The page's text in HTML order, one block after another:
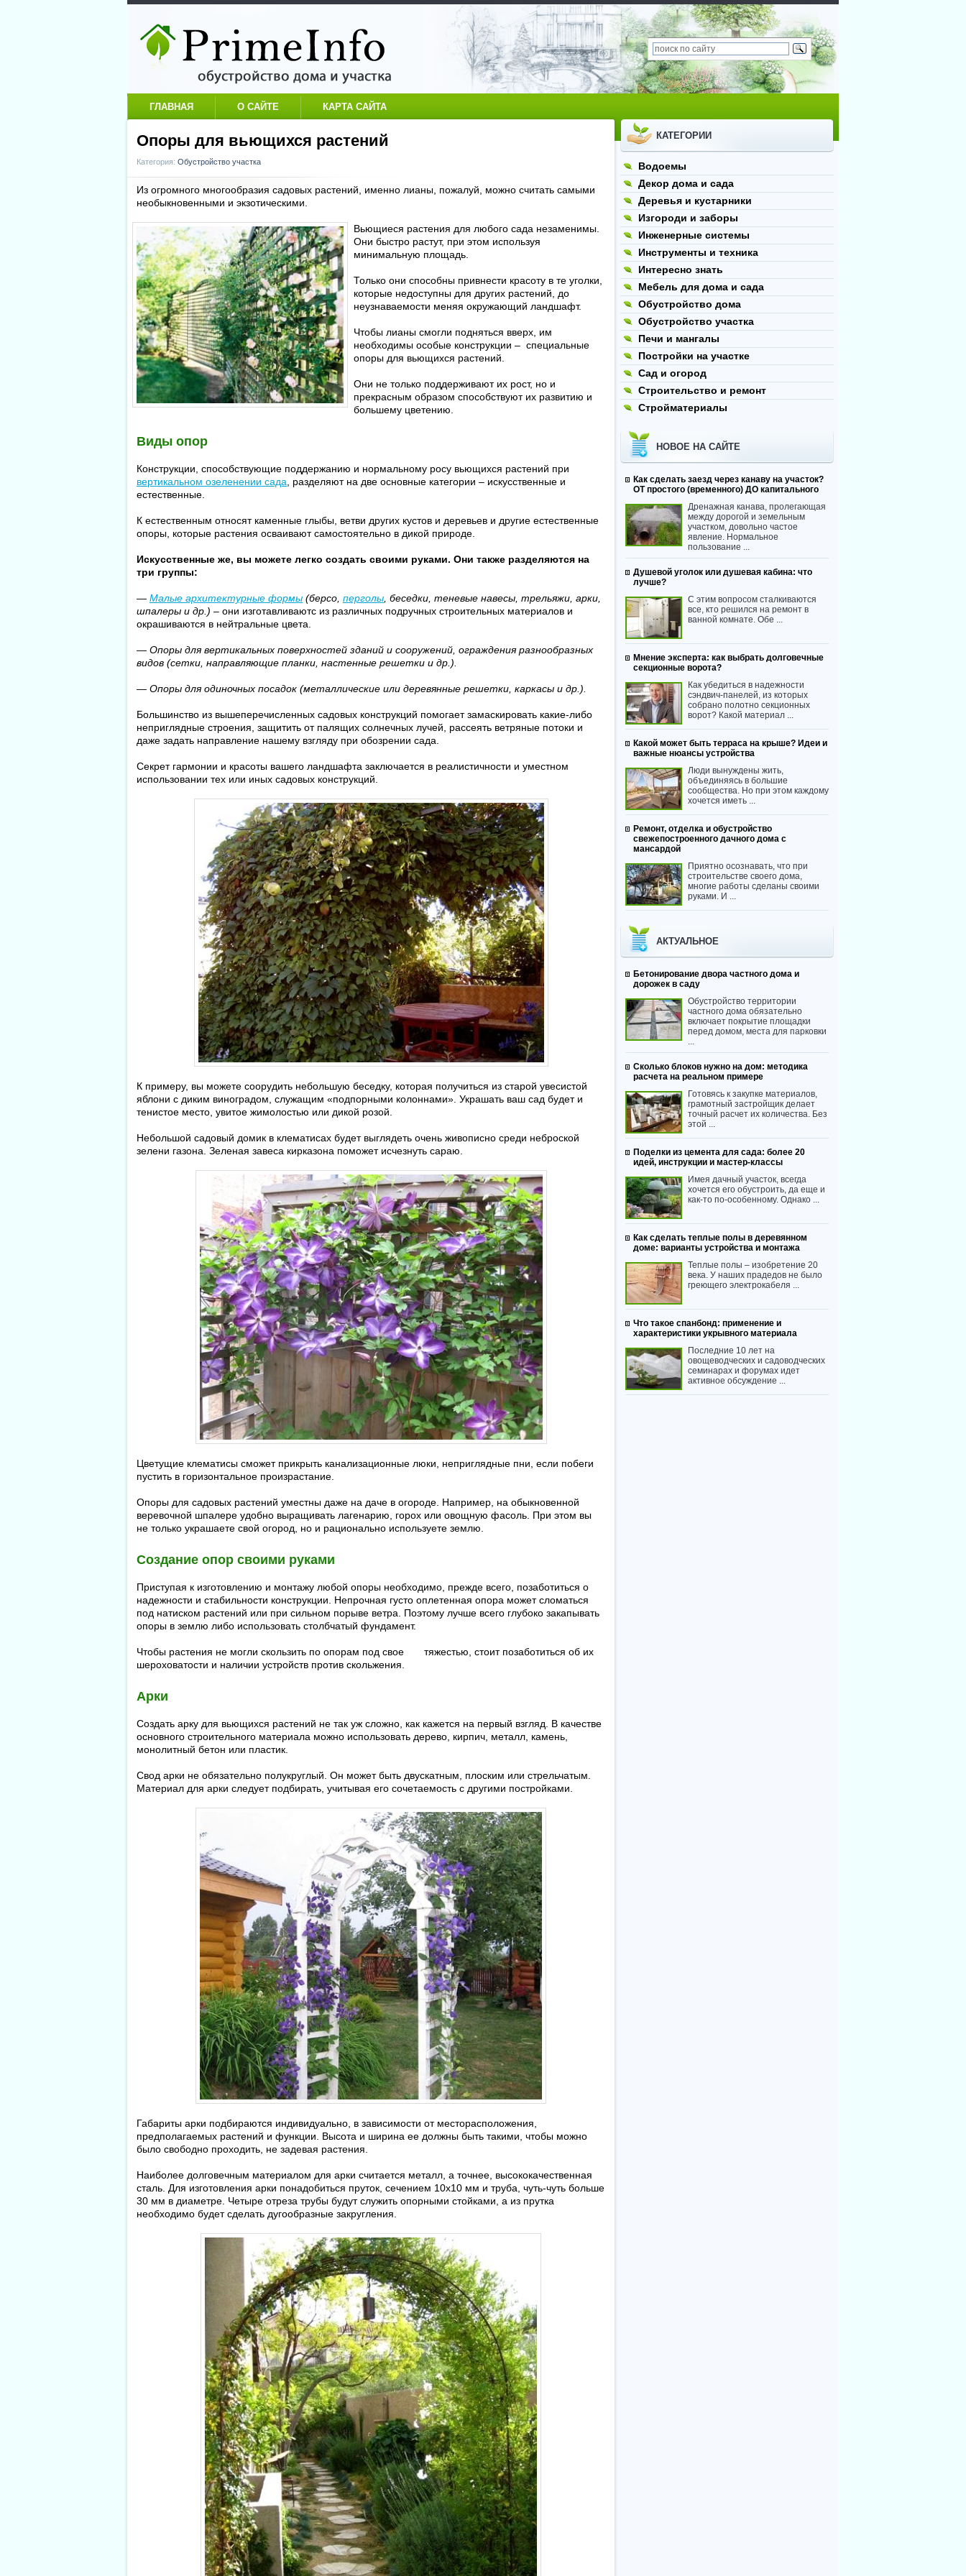
ГЛАВНАЯ О САЙТЕ КАРТА САЙТА
Опоры для вьющихся растений
Категория: Обустройство участка
Из огромного многообразия садовых растений, именно лианы, пожалуй, можно считать самыми
необыкновенными и экзотическими.
Вьющиеся растения для любого сада незаменимы.
Они быстро растут, при этом используя
минимальную площадь.
Только они способны привнести красоту в те уголки,
которые недоступны для других растений, до
неузнаваемости меняя окружающий ландшафт.
Чтобы лианы смогли подняться вверх, им
необходимы особые конструкции – специальные
опоры для вьющихся растений.
Они не только поддерживают их рост, но и
прекрасным образом способствуют их развитию и
большему цветению.
Виды опор
Конструкции, способствующие поддержанию и нормальному росу вьющихся растений при
вертикальном озеленении сада , разделяют на две основные категории – искусственные и
естественные.
К естественным относят каменные глыбы, ветви других кустов и деревьев и другие естественные
опоры, которые растения осваивают самостоятельно в дикой природе.
Искусственные же, вы можете легко создать своими руками. Они также разделяются на
три группы:
— Малые архитектурные формы (берсо, перголы , беседки, теневые навесы, трельяжи, арки,
шпалеры и др.) – они изготавливаютс из различных подручных строительных материалов и
окрашиваются в нейтральные цвета.
— Опоры для вертикальных поверхностей зданий и сооружений, ограждения разнообразных
видов (сетки, направляющие планки, настенные решетки и др.).
— Опоры для одиночных посадок (металлические или деревянные решетки, каркасы и др.).
Большинство из вышеперечисленных садовых конструкций помогает замаскировать какие-либо
неприглядные строения, защитить от палящих солнечных лучей, рассеять ветряные потоки и
даже задать направление нашему взгляду при обозрении сада.
Секрет гармонии и красоты вашего ландшафта заключается в реалистичности и уместном
использовании тех или иных садовых конструкций.
К примеру, вы можете соорудить небольшую беседку, которая получиться из старой увесистой
яблони с диким виноградом, служащим «подпорными колоннами». Украшать ваш сад будет и
тенистое место, увитое жимолостью или дикой розой.
Небольшой садовый домик в клематисах будет выглядеть очень живописно среди неброской
зелени газона. Зеленая завеса кирказона поможет исчезнуть сараю.
Цветущие клематисы сможет прикрыть канализационные люки, неприглядные пни, если побеги
пустить в горизонтальное произрастание.
Опоры для садовых растений уместны даже на даче в огороде. Например, на обыкновенной
веревочной шпалере удобно выращивать лагенарию, горох или овощную фасоль. При этом вы
не только украшаете свой огород, но и рационально используете землю.
Создание опор своими руками
Приступая к изготовлению и монтажу любой опоры необходимо, прежде всего, позаботиться о
надежности и стабильности конструкции. Непрочная густо оплетенная опора может сломаться
под натиском растений или при сильном порыве ветра. Поэтому лучше всего глубоко закапывать
опоры в землю либо использовать столбчатый фундамент.
Чтобы растения не могли скользить по опорам под свое тяжестью, стоит позаботиться об их
шероховатости и наличии устройств против скольжения.
Арки
Создать арку для вьющихся растений не так уж сложно, как кажется на первый взгляд. В качестве
основного строительного материала можно использовать дерево, кирпич, металл, камень,
монолитный бетон или пластик.
Свод арки не обязательно полукруглый. Он может быть двускатным, плоским или стрельчатым.
Материал для арки следует подбирать, учитывая его сочетаемость с другими постройками.
Габариты арки подбираются индивидуально, в зависимости от месторасположения,
предполагаемых растений и функции. Высота и ширина ее должны быть такими, чтобы можно
было свободно проходить, не задевая растения.
Наиболее долговечным материалом для арки считается металл, а точнее, высококачественная
сталь. Для изготовления арки понадобиться пруток, сечением 10х10 мм и труба, чуть-чуть больше
30 мм в диаметре. Четыре отреза трубы будут служить опорными стойками, а из прутка
необходимо будет сделать дугообразные закругления.
КАТЕГОРИИ
Водоемы
Декор дома и сада
Деревья и кустарники
Изгороди и заборы
Инженерные системы
Инструменты и техника
Интересно знать
Мебель для дома и сада
Обустройство дома
Обустройство участка
Печи и мангалы
Постройки на участке
Сад и огород
Строительство и ремонт
Стройматериалы
НОВОЕ НА САЙТЕ
Как сделать заезд через канаву на участок?
ОТ простого (временного) ДО капитального
Дренажная канава, пролегающая
между дорогой и земельным
участком, довольно частое
явление. Нормальное
пользование ...
Душевой уголок или душевая кабина: что
лучше?
С этим вопросом сталкиваются
все, кто решился на ремонт в
ванной комнате. Обе ...
Мнение эксперта: как выбрать долговечные
секционные ворота?
Как убедиться в надежности
сэндвич-панелей, из которых
собрано полотно секционных
ворот? Какой материал ...
Какой может быть терраса на крыше? Идеи и
важные нюансы устройства
Люди вынуждены жить,
объединяясь в большие
сообщества. Но при этом каждому
хочется иметь ...
Ремонт, отделка и обустройство
свежепостроенного дачного дома с
мансардой
Приятно осознавать, что при
строительстве своего дома,
многие работы сделаны своими
руками. И ...
АКТУАЛЬНОЕ
Бетонирование двора частного дома и
дорожек в саду
Обустройство территории
частного дома обязательно
включает покрытие площадки
перед домом, места для парковки
...
Сколько блоков нужно на дом: методика
расчета на реальном примере
Готовясь к закупке материалов,
грамотный застройщик делает
точный расчет их количества. Без
этой ...
Поделки из цемента для сада: более 20
идей, инструкции и мастер-классы
Имея дачный участок, всегда
хочется его обустроить, да еще и
как-то по-особенному. Однако ...
Как сделать теплые полы в деревянном
доме: варианты устройства и монтажа
Теплые полы – изобретение 20
века. У наших прадедов не было
греющего электрокабеля ...
Что такое спанбонд: применение и
характеристики укрывного материала
Последние 10 лет на
овощеводческих и садоводческих
семинарах и форумах идет
активное обсуждение ...